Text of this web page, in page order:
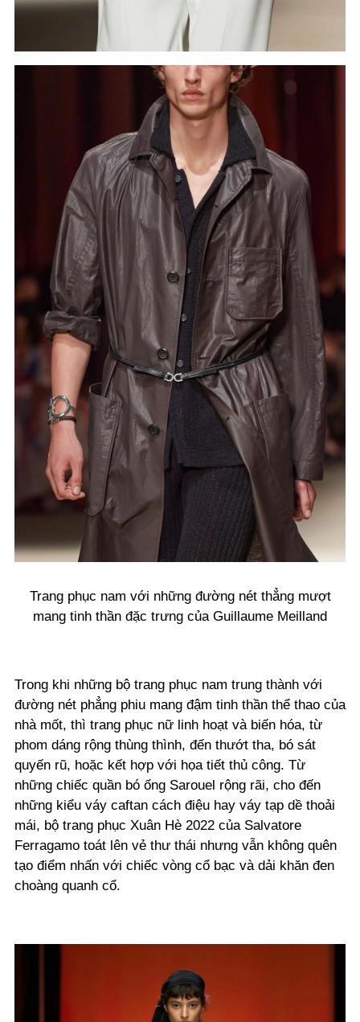
Trang phục nam với những đường nét thẳng mượt
mang tinh thần đặc trưng của Guillaume Meilland
Trong khi những bộ trang phục nam trung thành với
đường nét phẳng phiu mang đậm tinh thần thể thao của
nhà mốt, thì trang phục nữ linh hoạt và biến hóa, từ
phom dáng rộng thùng thình, đến thướt tha, bó sát
quyến rũ, hoặc kết hợp với họa tiết thủ công. Từ
những chiếc quần bó ống Sarouel rộng rãi, cho đến
những kiểu váy caftan cách điệu hay váy tạp dề thoải
mái, bộ trang phục Xuân Hè 2022 của Salvatore
Ferragamo toát lên vẻ thư thái nhưng vẫn không quên
tạo điểm nhấn với chiếc vòng cổ bạc và dải khăn đen
choàng quanh cổ.